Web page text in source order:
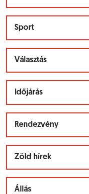
Sport
Választás
Időjárás
Rendezvény
Zöld hírek
Állás